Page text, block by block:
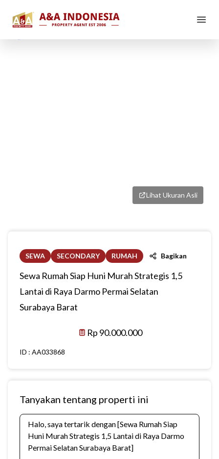
Lihat Ukuran Asli
SEWA SECONDARY RUMAH Bagikan
Sewa Rumah Siap Huni Murah Strategis 1,5
Lantai di Raya Darmo Permai Selatan
Surabaya Barat
Rp 90.000.000
ID : AA033868
Tanyakan tentang properti ini